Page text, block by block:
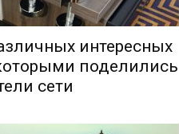
интересных
поделились
сети